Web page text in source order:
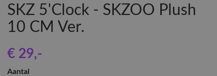
SKZ 5'Clock - SKZOO Plush
10 CM Ver.
€ 29,-
Aantal